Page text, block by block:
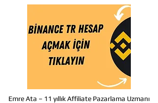
Emre Ata – 11 yıllık Affiliate Pazarlama Uzmanı